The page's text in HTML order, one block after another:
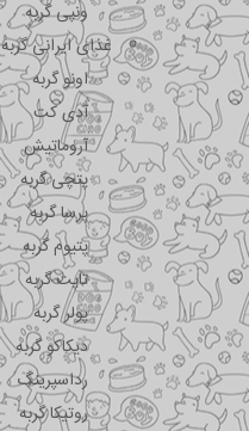
ونپی گربه
غذای ایرانی گربه
اونو گربه
آدی کت
آروماتیش
پتچی گربه
پرسا گربه
پتیوم گربه
تاپت گربه
پولر گربه
دیکاکو گربه
رداسپرینگ
روتیکا گربه